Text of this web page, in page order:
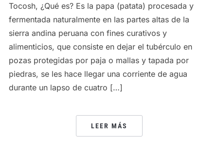
Tocosh, ¿Qué es? Es la papa (patata) procesada y
fermentada naturalmente en las partes altas de la
sierra andina peruana con fines curativos y
alimenticios, que consiste en dejar el tubérculo en
pozas protegidas por paja o mallas y tapada por
piedras, se les hace llegar una corriente de agua
durante un lapso de cuatro […]
LEER MÁS